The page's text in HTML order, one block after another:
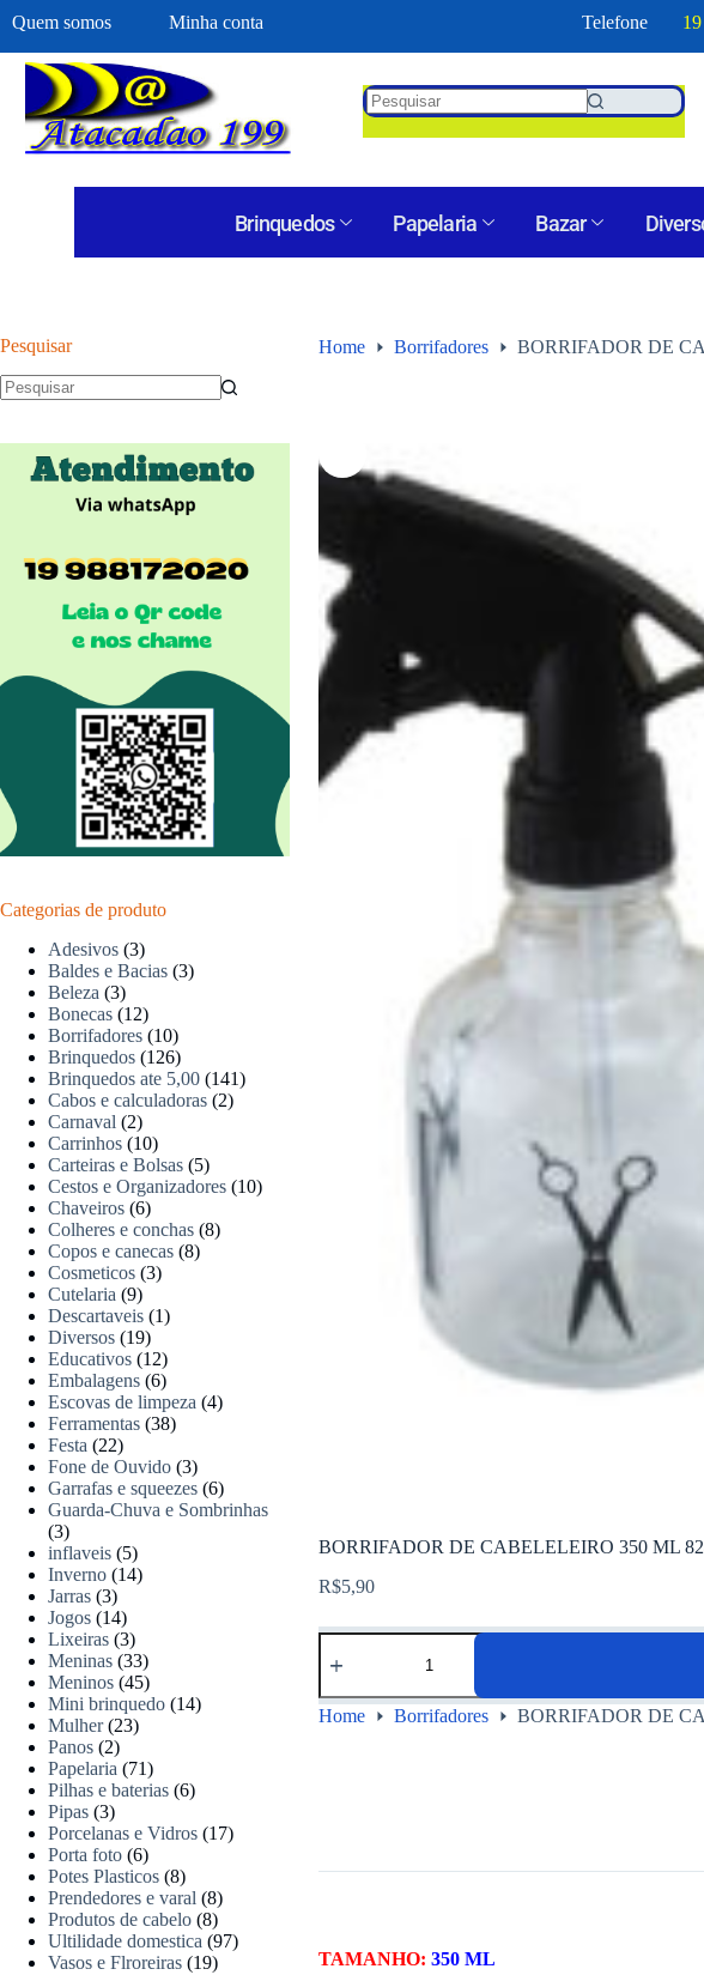
Quem somos Minha conta Telefone
Brinquedos Papelaria Bazar
Home Borrifadores BORRIFADOR DE
BORRIFADOR DE CABELELEIRO 350 ML
R$5,90
Home Borrifadores BORRIFADOR DE
TAMANHO:350 ML
Pesquisar
Categorias de produto
Adesivos (3)
Baldes e Bacias (3)
Beleza (3)
Bonecas (12)
Borrifadores (10)
Brinquedos (126)
Brinquedos ate 5,00 (141)
Cabos e calculadoras (2)
Carnaval (2)
Carrinhos (10)
Carteiras e Bolsas (5)
Cestos e Organizadores (10)
Chaveiros (6)
Colheres e conchas (8)
Copos e canecas (8)
Cosmeticos (3)
Cutelaria (9)
Descartaveis (1)
Diversos (19)
Educativos (12)
Embalagens (6)
Escovas de limpeza (4)
Ferramentas (38)
Festa (22)
Fone de Ouvido (3)
Garrafas e squeezes (6)
Guarda-Chuva e Sombrinhas
(3)
inflaveis (5)
Inverno (14)
Jarras (3)
Jogos (14)
Lixeiras (3)
Meninas (33)
Meninos (45)
Mini brinquedo (14)
Mulher (23)
Panos (2)
Papelaria (71)
Pilhas e baterias (6)
Pipas (3)
Porcelanas e Vidros (17)
Porta foto (6)
Potes Plasticos (8)
Prendedores e varal (8)
Produtos de cabelo (8)
Ultilidade domestica (97)
Vasos e Flroreiras (19)